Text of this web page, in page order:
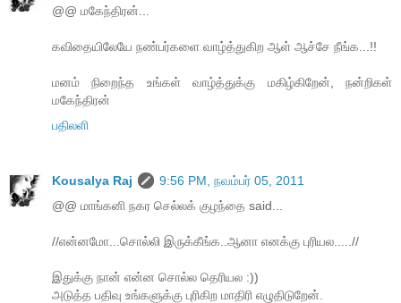
@@ மகேந்திரன்...
கவிதையிலேயே நண்பர்களை வாழ்த்துகிற ஆள் ஆச்சே நீங்க...!!
மனம் நிறைந்த உங்கள் வாழ்த்துக்கு மகிழ்கிறேன், நன்றிகள்
மகேந்திரன்
பதிலளி
Kousalya Raj
9:56 PM, நவம்பர் 05, 2011
@@ மாங்கனி நகர செல்லக் குழந்தை said...
//என்னமோ...சொல்லி இருக்கீங்க..ஆனா எனக்கு புரியல.....//
இதுக்கு நான் என்ன சொல்ல தெரியல :))
அடுத்த பதிவு உங்களுக்கு புரிகிற மாதிரி எழுதிடுறேன்.